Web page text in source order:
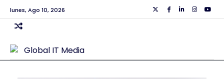
Skip
to
content
lunes, Ago 10, 2026 TwiiterFacebook
Linkedin